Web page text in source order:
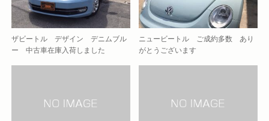
ザビートル デザイン デニムブル
ー 中古車在庫入荷しました
ニュービートル ご成約多数 あり
がとうございます